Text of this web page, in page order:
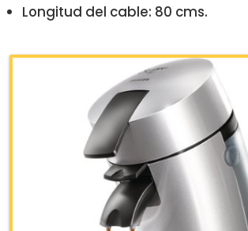
Longitud del cable: 80 cms.